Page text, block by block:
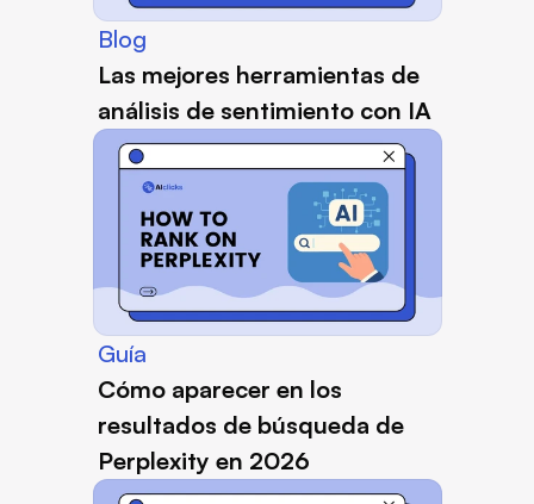
Blog
Las mejores herramientas de
análisis de sentimiento con IA
Guía
Cómo aparecer en los
resultados de búsqueda de
Perplexity en 2026